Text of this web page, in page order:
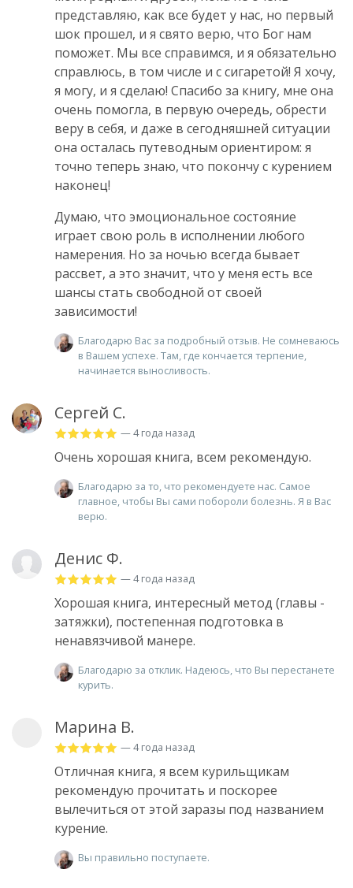
представляю, как все будет у нас, но первый
шок прошел, и я свято верю, что Бог нам
поможет. Мы все справимся, и я обязательно
справлюсь, в том числе и с сигаретой! Я хочу,
я могу, и я сделаю! Спасибо за книгу, мне она
очень помогла, в первую очередь, обрести
веру в себя, и даже в сегодняшней ситуации
она осталась путеводным ориентиром: я
точно теперь знаю, что покончу с курением
наконец!
Думаю, что эмоциональное состояние
играет свою роль в исполнении любого
намерения. Но за ночью всегда бывает
рассвет, а это значит, что у меня есть все
шансы стать свободной от своей
зависимости!
Благодарю Вас за подробный отзыв. Не сомневаюсь
в Вашем успехе. Там, где кончается терпение,
начинается выносливость.
Сергей С.
— 4 года назад
Очень хорошая книга, всем рекомендую.
Благодарю за то, что рекомендуете нас. Самое
главное, чтобы Вы сами побороли болезнь. Я в Вас
верю.
Денис Ф.
— 4 года назад
Хорошая книга, интересный метод (главы -
затяжки), постепенная подготовка в
ненавязчивой манере.
Благодарю за отклик. Надеюсь, что Вы перестанете
курить.
Марина В.
— 4 года назад
Отличная книга, я всем курильщикам
рекомендую прочитать и поскорее
вылечиться от этой заразы под названием
курение.
Вы правильно поступаете.